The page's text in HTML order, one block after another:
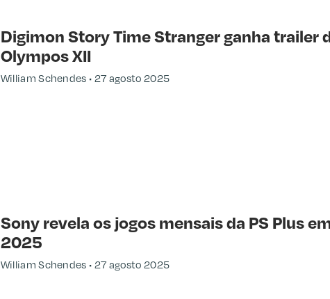
Digimon Story Time Stranger ganha trailer
Olympos XII
William Schendes 27 agosto 2025
Sony revela os jogos mensais da PS Plus
2025
William Schendes 27 agosto 2025